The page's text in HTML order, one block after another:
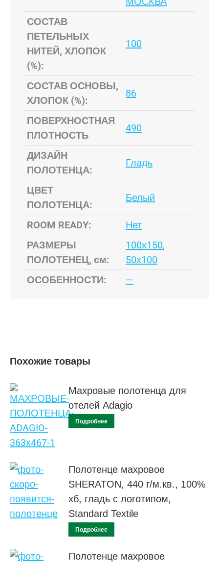
СОСТАВ
ПЕТЕЛЬНЫХ
НИТЕЙ, ХЛОПОК
(%):
100
СОСТАВ ОСНОВЫ,
ХЛОПОК (%):
86
ПОВЕРХНОСТНАЯ
ПЛОТНОСТЬ
490
ДИЗАЙН
ПОЛОТЕНЦА:
Гладь
ЦВЕТ
ПОЛОТЕНЦА:
Белый
ROOM READY:
Нет
РАЗМЕРЫ
ПОЛОТЕНЕЦ, см:
100х150,
50х100
ОСОБЕННОСТИ:
—
Похожие товары
Махровые полотенца для
отелей Adagio
Подробнее
Полотенце махровое
SHERATON, 440 г/м.кв., 100%
хб, гладь с логотипом,
Standard Textile
Подробнее
Полотенце махровое